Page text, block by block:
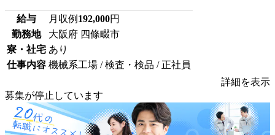
給与 月収例 192,000円
勤務地
大阪府 四條畷市
寮・社宅 あり
仕事内容 機械系工場 / 検査・検品 / 正社員
詳細を表示
募集が停止しています